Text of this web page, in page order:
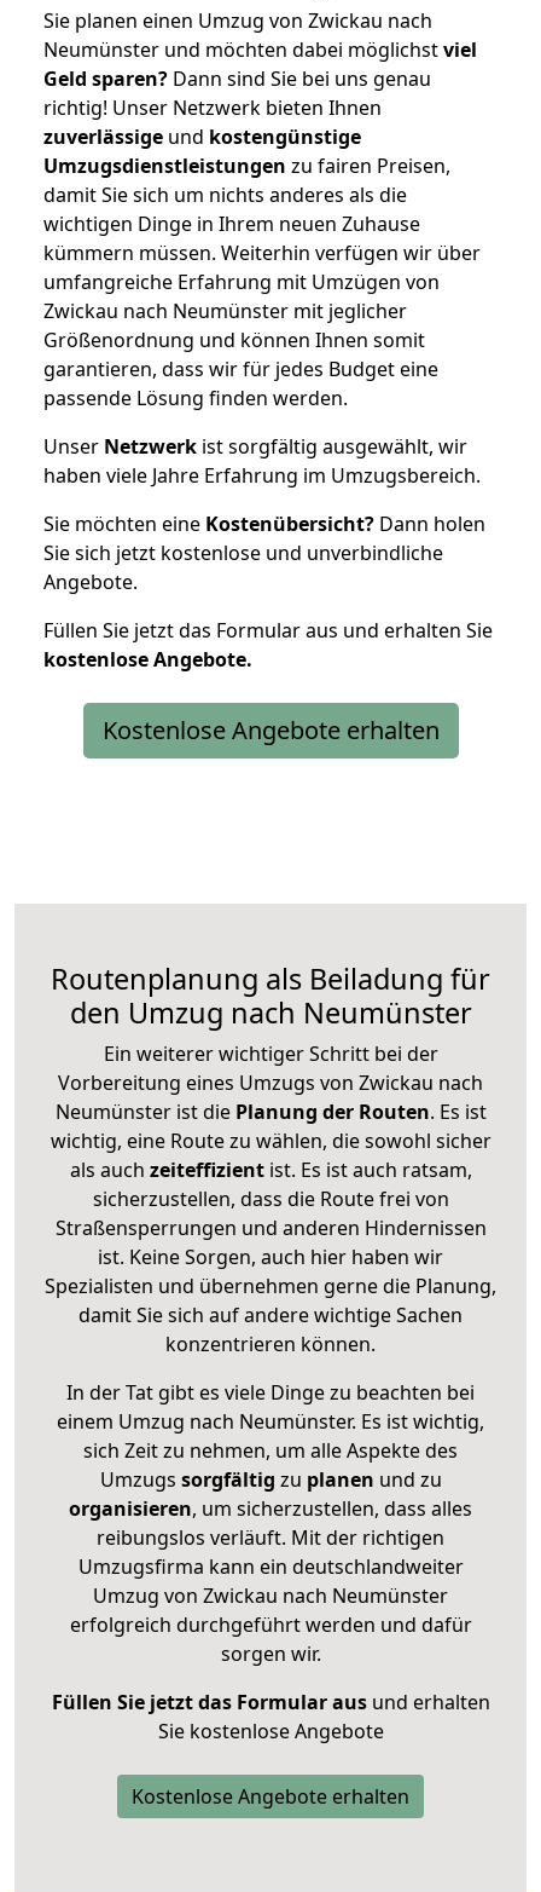
Sie planen einen Umzug von Zwickau nach
Neumünster und möchten dabei möglichstviel
Geld sparen? Dann sind Sie bei uns genau
richtig! Unser Netzwerk bieten Ihnen
zuverlässige und kostengünstige
Umzugsdienstleistungen zu fairen Preisen,
damit Sie sich um nichts anderes als die
wichtigen Dinge in Ihrem neuen Zuhause
kümmern müssen. Weiterhin verfügen wir über
umfangreiche Erfahrung mit Umzügen von
Zwickau nach Neumünster mit jeglicher
Größenordnung und können Ihnen somit
garantieren, dass wir für jedes Budget eine
passende Lösung finden werden.
Unser Netzwerk ist sorgfältig ausgewählt, wir
haben viele Jahre Erfahrung im Umzugsbereich.
Sie möchten eine Kostenübersicht? Dann holen
Sie sich jetzt kostenlose und unverbindliche
Angebote.
Füllen Sie jetzt das Formular aus und erhalten Sie
kostenloseAngebote.
Kostenlose Angebote erhalten
Routenplanung als Beiladung für
den Umzug nach Neumünster
Ein weiterer wichtiger Schritt bei der
Vorbereitung eines Umzugs von Zwickau nach
Neumünster ist diePlanung der Routen. Es ist
wichtig, eine Route zu wählen, die sowohl sicher
als auch zeiteffizientist. Es ist auch ratsam,
sicherzustellen, dass die Route frei von
Straßensperrungen und anderen Hindernissen
ist. Keine Sorgen, auch hier haben wir
Spezialisten und übernehmen gerne die Planung,
damit Sie sich auf andere wichtige Sachen
konzentrieren können.
In der Tat gibt es viele Dinge zu beachten bei
einem Umzug nach Neumünster. Es ist wichtig,
sich Zeit zu nehmen, um alle Aspekte des
Umzugs sorgfältig zu planen und zu
organisieren, um sicherzustellen, dass alles
reibungslos verläuft. Mit der richtigen
Umzugsfirma kann ein deutschlandweiter
Umzug von Zwickau nach Neumünster
erfolgreich durchgeführt werden und dafür
sorgen wir.
Füllen Sie jetzt das Formular ausund erhalten
Sie kostenlose Angebote
Kostenlose Angebote erhalten